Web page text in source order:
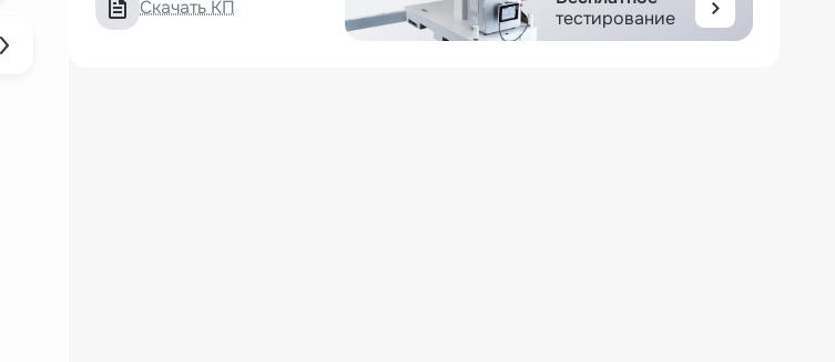
Скачать КП
тестирование